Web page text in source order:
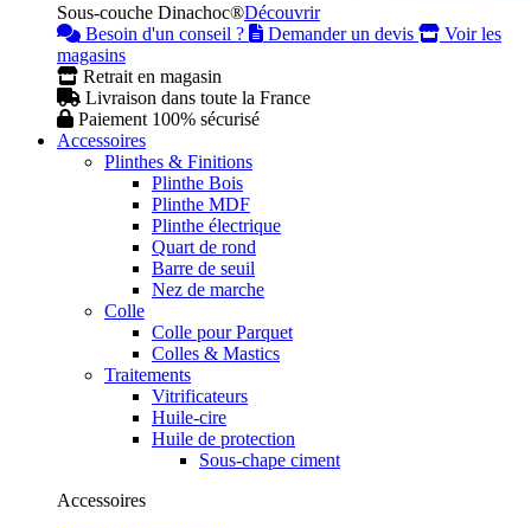
Sous-couche Dinachoc®Découvrir
Besoin d'un conseil ?
Demander un devis
Voir les
magasins
Retrait en magasin
Livraison dans toute la France
Paiement 100% sécurisé
Accessoires
Plinthes & Finitions
Plinthe Bois
Plinthe MDF
Plinthe électrique
Quart de rond
Barre de seuil
Nez de marche
Colle
Colle pour Parquet
Colles & Mastics
Traitements
Vitrificateurs
Huile-cire
Huile de protection
Sous-chape ciment
Accessoires